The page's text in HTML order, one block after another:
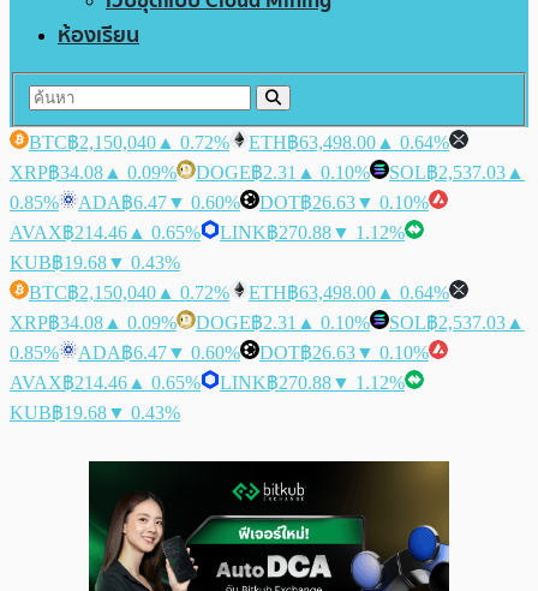
ห้องเรียน
BTC฿2,150,040 ▲ 0.72% ETH฿63,498.00 ▲ 0.64%
XRP฿34.08 ▲ 0.09% DOGE฿2.31 ▲ 0.10% SOL฿2,537.03 ▲
0.85%
ADA฿6.47▼ 0.60% DOT฿26.63▼ 0.10%
AVAX฿214.46 ▲ 0.65% LINK฿270.88▼ 1.12%
KUB฿19.68▼ 0.43%
BTC฿2,150,040 ▲ 0.72% ETH฿63,498.00 ▲ 0.64%
XRP฿34.08 ▲ 0.09% DOGE฿2.31 ▲ 0.10% SOL฿2,537.03 ▲
0.85%
ADA฿6.47▼ 0.60% DOT฿26.63▼ 0.10%
AVAX฿214.46 ▲ 0.65% LINK฿270.88▼ 1.12%
KUB฿19.68▼ 0.43%